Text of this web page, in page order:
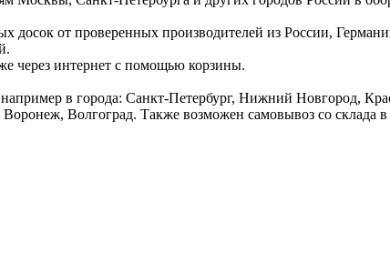
досок от проверенных производителей из России,
через интернет с помощью корзины.
в города: Санкт-Петербург, Нижний Новгород,
Волгоград. Также возможен самовывоз со склада